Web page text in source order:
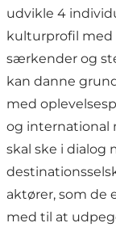
udvikle 4
kulturprofil med
særkender og
kan danne
med
og international
skal ske i dialog
aktører, som de
med til at